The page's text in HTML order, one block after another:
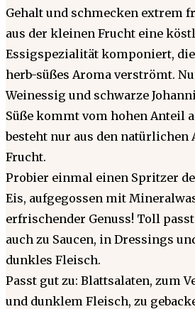
Gehalt und schmecken extrem
aus der kleinen Frucht eine
Essigspezialität komponiert,
herb-süßes Aroma verströmt.
Weinessig und schwarze
Süße kommt vom hohen Anteil
besteht nur aus den natürlichen
Frucht.
Probier einmal einen Spritzer
Eis, aufgegossen mit
erfrischender Genuss! Toll
auch zu Saucen, in Dressings
dunkles Fleisch.
Passt gut zu: Blattsalaten, zum
und dunklem Fleisch, zu